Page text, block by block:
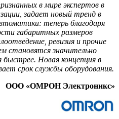
в мире экспертов в
задает новый тренд в
теперь благодаря
габаритных размеров
ревизия и прочие
становятся значительно
Новая концепция в
срок службы оборудования.
ООО «ОМРОН Электроникс»